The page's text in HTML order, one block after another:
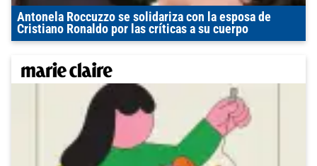
Antonela Roccuzzo se solidariza con la esposa de
Cristiano Ronaldo por las críticas a su cuerpo